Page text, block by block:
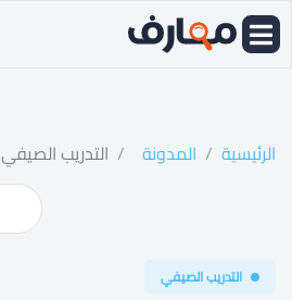
الرئيسية المدونة
التدريب الصيفي
التدريب الصيفي